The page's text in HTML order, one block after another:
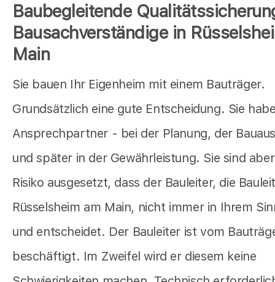
Baubegleitende
Bausachverständige in
Main
Sie bauen Ihr Eigenheim mit einem Bauträger.
Grundsätzlich eine gute Entscheidung. Sie
Ansprechpartner - bei der Planung, der
und später in der Gewährleistung. Sie sind
Risiko ausgesetzt, dass der Bauleiter, die
Rüsselsheim am Main, nicht immer in Ihrem
und entscheidet. Der Bauleiter ist vom
beschäftigt. Im Zweifel wird er diesem keine